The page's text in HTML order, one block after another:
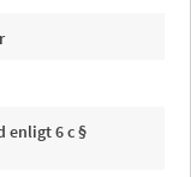
enligt 6 c §